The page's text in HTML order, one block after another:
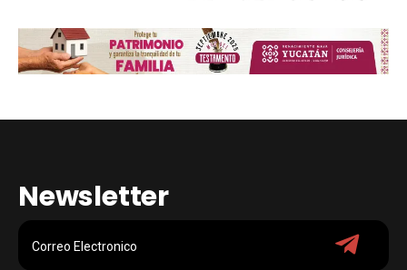
Newsletter